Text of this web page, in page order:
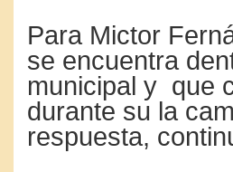
Para Mictor
se encuentra
municipal y que
durante su la
respuesta,